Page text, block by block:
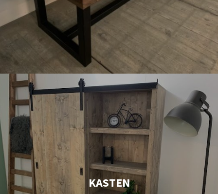
KASTEN